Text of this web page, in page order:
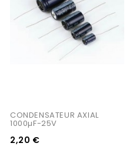
CONDENSATEUR AXIAL
1000µF-25V
2,20 €